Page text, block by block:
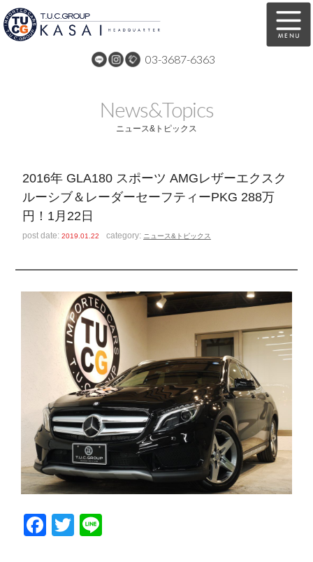
03-3687-6363
全国納車 特別作業
注文販売
お問い合わせ 会社概要
スタッフblog 納車blog
ホーム T.U.C.GROUP
News&Topics
ニュース&トピックス
2016年 GLA180 スポーツ AMGレザーエクスク
ルーシブ＆レーダーセーフティーPKG 288万
円！1月22日
post date:2019.01.22 category: ニュース&トピックス
Facebook
Twitter